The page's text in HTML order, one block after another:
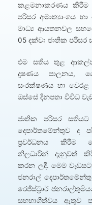
කළමනාකරණය
පරිසර අමාත්‍යාංශය
මාධ්‍ය ආයතනවල
05 දක්වා ජාතික
එම සතිය තුළ ආකල්ප
දූෂණය පාලනය,
සංරක්ෂණය හා වෙරළ
ඔස්සේ දිනපතා විවිධ
ජාතික පරිසර සතියට
දෙපාර්තමේන්තුව ද
ප්‍රවර්ධනය කිරීම
නිලධාරීන් දැනුවත්
කරන ලදී. මෙම
ජනරාල් දෙපාර්තමේන්තු
රෙජිස්ට්‍රාර්
සහභාගීත්වය ඇතුව